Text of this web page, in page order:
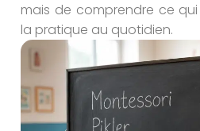
mais de comprendre ce
la pratique au quotidien.